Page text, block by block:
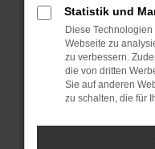
Sicherheitsrisiko,
dass bestimmte
unterstützt
Wende dich an
Wenn du alle
hast, kontaktiere
das Problem zu
Text schicken, um
Statistik und
Diese
Webseite zu
zu verbessern.
die von dritten
Sie auf anderen
zu schalten, die für